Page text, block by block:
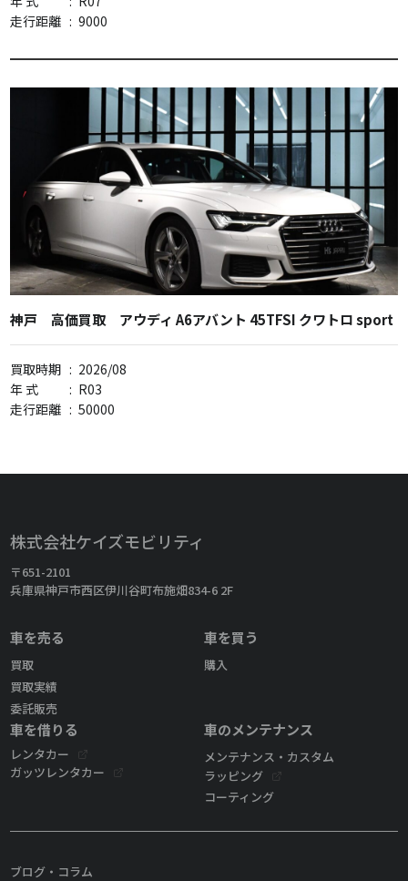
走行距離 : 9000
神戸 高価買取 アウディ A6アバント 45TFSI クワトロ sport
買取時期 : 2026/08
年 式
: R03
走行距離 : 50000
株式会社ケイズモビリティ
〒651-2101
兵庫県神戸市西区伊川谷町布施畑834-6 2F
車を売る
買取
買取実績
委託販売
車を買う
購入
車を借りる
レンタカー
ガッツレンタカー
車のメンテナンス
メンテナンス・カスタム
ラッピング
コーティング
ブログ・コラム